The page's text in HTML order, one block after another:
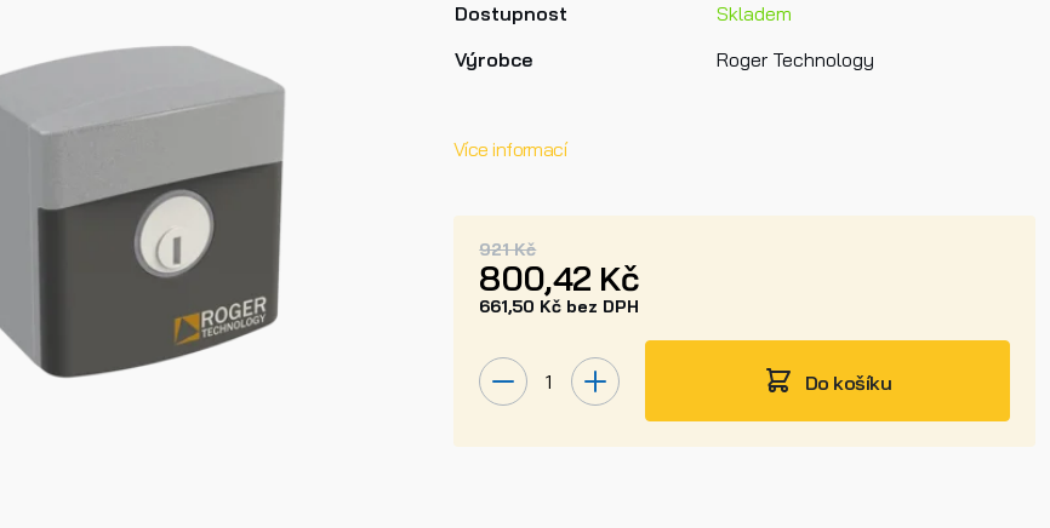
Dostupnost
Skladem
Výrobce
Roger Technology
Více informací
921 Kč
800,42 Kč
661,50 Kč bez DPH
Do košíku